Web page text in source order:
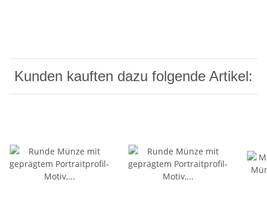
Kunden kauften dazu folgende Artikel: